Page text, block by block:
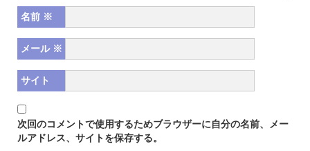
名前 ※
メール ※
サイト
次回のコメントで使用するためブラウザーに自分の名前、メー
ルアドレス、サイトを保存する。